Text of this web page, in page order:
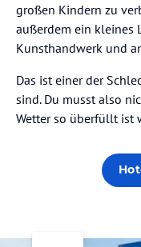
großen Kindern zu
außerdem ein kleines
Kunsthandwerk und
Das ist einer der
sind. Du musst also
Wetter so überfüllt ist